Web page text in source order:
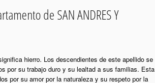
de SAN ANDRES Y
hierro. Los descendientes de este apellido se
por su trabajo duro y su lealtad a sus familias. Esta
por su amor por la naturaleza y su respeto por la